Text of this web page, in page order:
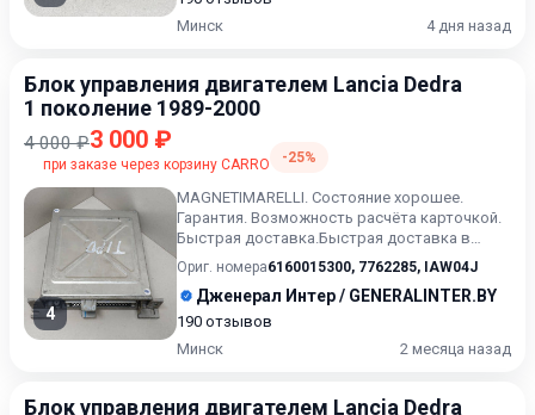
Минск
4 дня назад
Блок управления двигателем Lancia Dedra
1 поколение 1989-2000
4 000 ₽3 000 ₽
при заказе через корзину CARRO -25%
4
MAGNETIMARELLI. Состояние хорошее.
Гарантия. Возможность расчёта карточкой.
Быстрая доставка.Быстрая доставка в
любую точку. Возможность рас...
Ориг. номера6160015300, 7762285, IAW04J
Дженерал Интер / GENERALINTER.BY
190 отзывов
Минск
2 месяца назад
Блок управления двигателем Lancia Dedra